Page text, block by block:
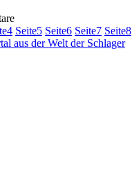
4 Seite5 Seite6 Seite7 Seite8